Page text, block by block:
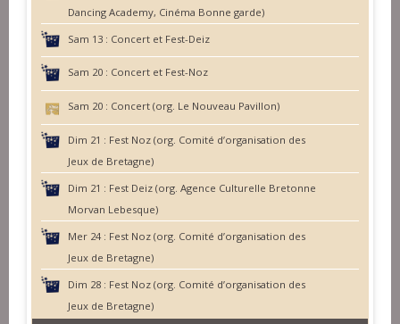
Dancing Academy, Cinéma Bonne garde)
Sam 13 : Concert et Fest-Deiz
Sam 20 : Concert et Fest-Noz
Sam 20 : Concert (org. Le Nouveau Pavillon)
Dim 21 : Fest Noz (org. Comité d’organisation des
Jeux de Bretagne)
Dim 21 : Fest Deiz (org. Agence Culturelle Bretonne
Morvan Lebesque)
Mer 24 : Fest Noz (org. Comité d’organisation des
Jeux de Bretagne)
Dim 28 : Fest Noz (org. Comité d’organisation des
Jeux de Bretagne)